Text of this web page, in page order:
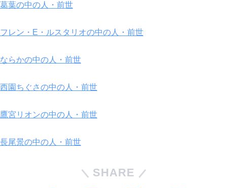
葛葉の中の人・前世
フレン・E・ルスタリオの中の人・前世
ならかの中の人・前世
西園ちぐさの中の人・前世
鷹宮リオンの中の人・前世
長尾景の中の人・前世
SHARE